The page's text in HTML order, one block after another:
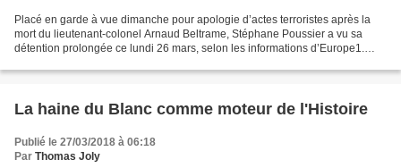
Placé en garde à vue dimanche pour apologie d’actes terroristes après la
mort du lieutenant-colonel Arnaud Beltrame, Stéphane Poussier a vu sa
détention prolongée ce lundi 26 mars, selon les informations d’Europe1.
La haine du Blanc comme moteur de l'Histoire
Publié le 27/03/2018 à 06:18
Par Thomas Joly